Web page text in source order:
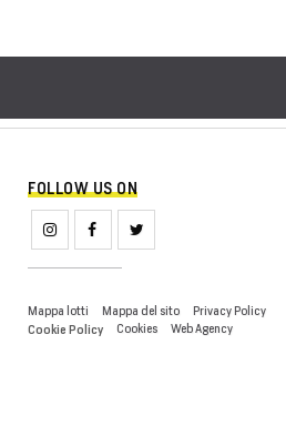
FOLLOW US ON
Mappa lotti Mappa del sito
Privacy Policy
Cookie Policy
Cookies Web Agency